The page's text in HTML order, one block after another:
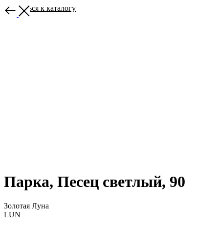
Вернуться к каталогу
Парка, Песец светлый, 90
Золотая Луна
LUN